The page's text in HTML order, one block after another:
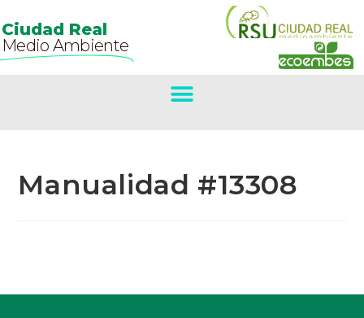
Ciudad Real
Medio Ambiente
Manualidad #13308
Primer Premio